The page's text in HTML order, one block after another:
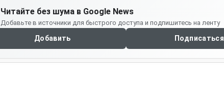
Читайте без шума в Google News
Добавьте в источники для быстрого доступа и подпишитесь на ленту
Добавить Подписаться